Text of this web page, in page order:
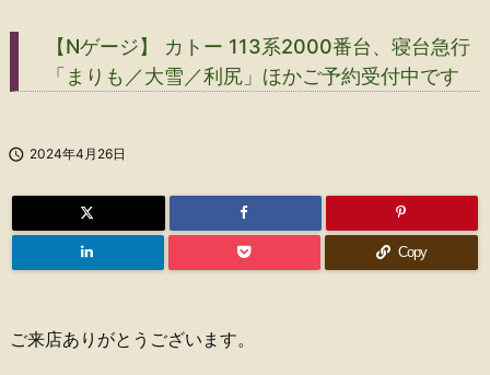

検索
【Nゲージ】 カトー 113系2000番台、寝台急行
「まりも／大雪／利尻」ほかご予約受付中です
 2024年4月26日
Copy
ご来店ありがとうございます。